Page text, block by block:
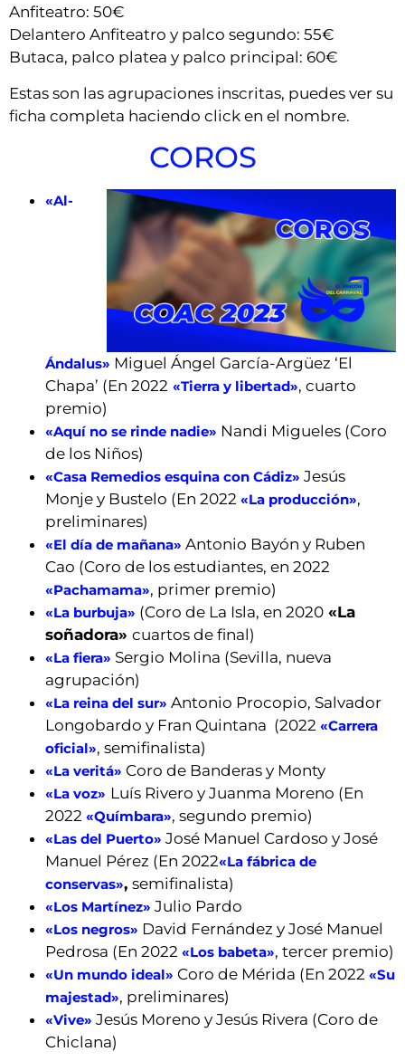
Anfiteatro: 50€
Delantero Anfiteatro y palco segundo: 55€
Butaca, palco platea y palco principal: 60€
Estas son las agrupaciones inscritas, puedes ver su
ficha completa haciendo click en el nombre.
COROS
«Al-
Ándalus» Miguel Ángel García-Argüez ‘El
Chapa’ (En 2022 «Tierra y libertad», cuarto
premio)
«Aquí no se rinde nadie» Nandi Migueles (Coro
de los Niños)
«Casa Remedios esquina con Cádiz» Jesús
Monje y Bustelo (En 2022 «La producción»,
preliminares)
«El día de mañana» Antonio Bayón y Ruben
Cao (Coro de los estudiantes, en 2022
«Pachamama», primer premio)
«La burbuja» (Coro de La Isla, en 2020 «La
soñadora» cuartos de final)
«La fiera» Sergio Molina (Sevilla, nueva
agrupación)
«La reina del sur» Antonio Procopio, Salvador
Longobardo y Fran Quintana (2022 «Carrera
oficial», semifinalista)
«La veritá» Coro de Banderas y Monty
«La voz» Luís Rivero y Juanma Moreno (En
2022 «Químbara», segundo premio)
«Las del Puerto» José Manuel Cardoso y José
Manuel Pérez (En 2022«La fábrica de
conservas», semifinalista)
«Los Martínez» Julio Pardo
«Los negros» David Fernández y José Manuel
Pedrosa (En 2022 «Los babeta», tercer premio)
«Un mundo ideal» Coro de Mérida (En 2022 «Su
majestad», preliminares)
«Vive» Jesús Moreno y Jesús Rivera (Coro de
Chiclana)